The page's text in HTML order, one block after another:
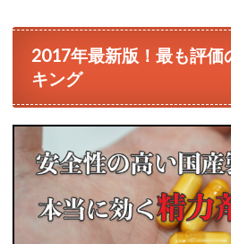
2017年最新版！最も評価
キング